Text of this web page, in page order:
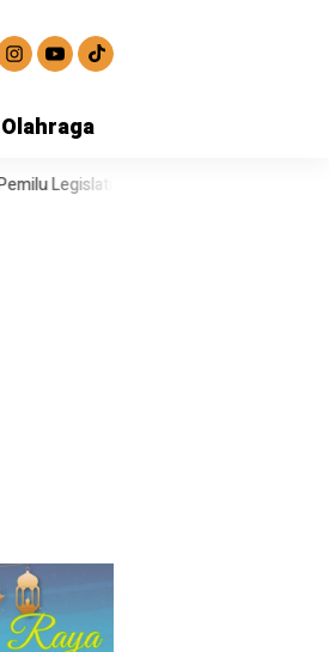
Olahraga
Operasi Satresnarkoba Polresta Deli